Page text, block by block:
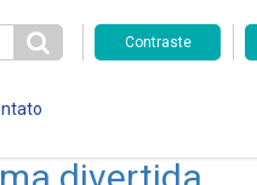
Contraste